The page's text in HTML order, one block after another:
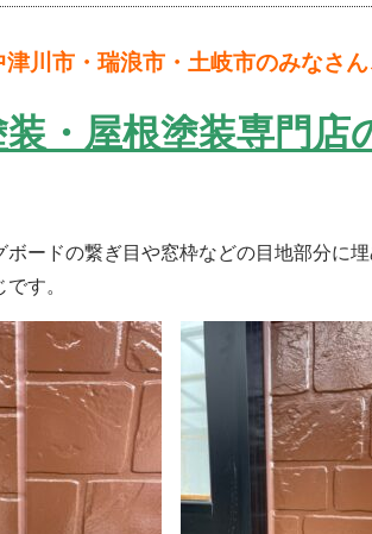
川市・瑞浪市・土岐市のみなさん
・屋根塗装専門店
ボードの繋ぎ目や窓枠などの目地部分に
す。